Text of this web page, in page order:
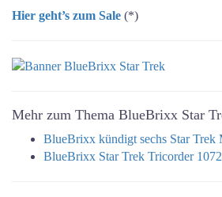
Hier geht’s zum Sale (*)
Mehr zum Thema BlueBrixx Star
BlueBrixx kündigt sechs Star Trek
BlueBrixx Star Trek Tricorder